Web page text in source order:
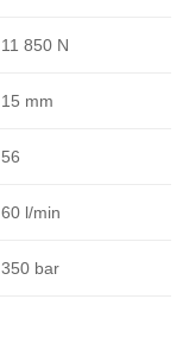
11 850 N
15 mm
56
60 l/min
350 bar